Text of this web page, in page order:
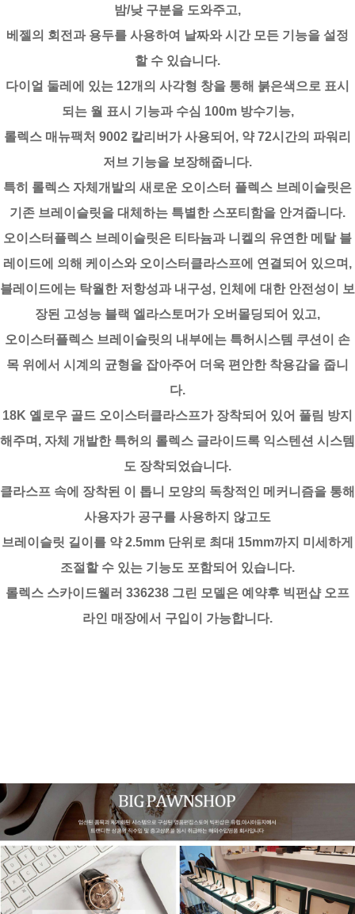
밤/낮 구분을 도와주고,
베젤의 회전과 용두를 사용하여 날짜와 시간 모든 기능을 설정
할 수 있습니다.
다이얼 둘레에 있는 12개의 사각형 창을 통해 붉은색으로 표시
되는 월 표시 기능과 수심 100m 방수기능,
롤렉스 매뉴팩처 9002 칼리버가 사용되어, 약 72시간의 파워리
저브 기능을 보장해줍니다.
특히 롤렉스 자체개발의 새로운 오이스터 플렉스 브레이슬릿은
기존 브레이슬릿을 대체하는 특별한 스포티함을 안겨줍니다.
오이스터플렉스 브레이슬릿은 티타늄과 니켈의 유연한 메탈 블
레이드에 의해 케이스와 오이스터클라스프에 연결되어 있으며,
블레이드에는 탁월한 저항성과 내구성, 인체에 대한 안전성이 보
장된 고성능 블랙 엘라스토머가 오버몰딩되어 있고,
오이스터플렉스 브레이슬릿의 내부에는 특허시스템 쿠션이 손
목 위에서 시계의 균형을 잡아주어 더욱 편안한 착용감을 줍니
다.
18K 옐로우 골드 오이스터클라스프가 장착되어 있어 풀림 방지
해주며, 자체 개발한 특허의 롤렉스 글라이드록 익스텐션 시스템
도 장착되었습니다.
클라스프 속에 장착된 이 톱니 모양의 독창적인 메커니즘을 통해
사용자가 공구를 사용하지 않고도
브레이슬릿 길이를 약 2.5mm 단위로 최대 15mm까지 미세하게
조절할 수 있는 기능도 포함되어 있습니다.
롤렉스 스카이드웰러 336238 그린 모델은 예약후 빅펀샵 오프
라인 매장에서 구입이 가능합니다.